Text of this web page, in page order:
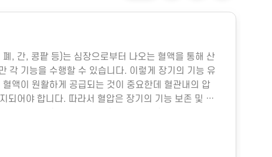
, 간, 콩팥 등)는 심장으로부터 나오는 혈액을 통해 산
각 기능을 수행할 수 있습니다. 이렇게 장기의 기능 유
액이 원활하게 공급되는 것이 중요한데 혈관내의 압
되어야 합니다. 따라서 혈압은 장기의 기능 보존 및 생
양을 심박출량이라고 하는데, 이는 그림과 같이 여러